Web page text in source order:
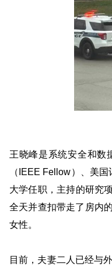
王晓峰是系统安全和数
（ IEEE Fellow）、美
大学任职 ， 主持的研究
全天并查扣带走了房内
女性。
目前， 夫妻二人已经与